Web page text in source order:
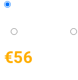
€56